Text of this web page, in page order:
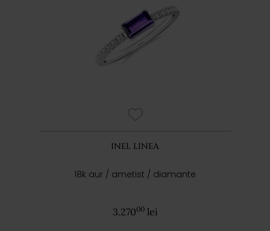
INEL LINEA
18k aur / ametist / diamante
3.27000 lei